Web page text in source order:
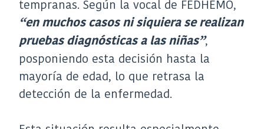
tempranas. Según la vocal de FEDHEMO,
“en muchos casos ni siquiera se realizan
pruebas diagnósticas a las niñas”,
posponiendo esta decisión hasta la
mayoría de edad, lo que retrasa la
detección de la enfermedad.